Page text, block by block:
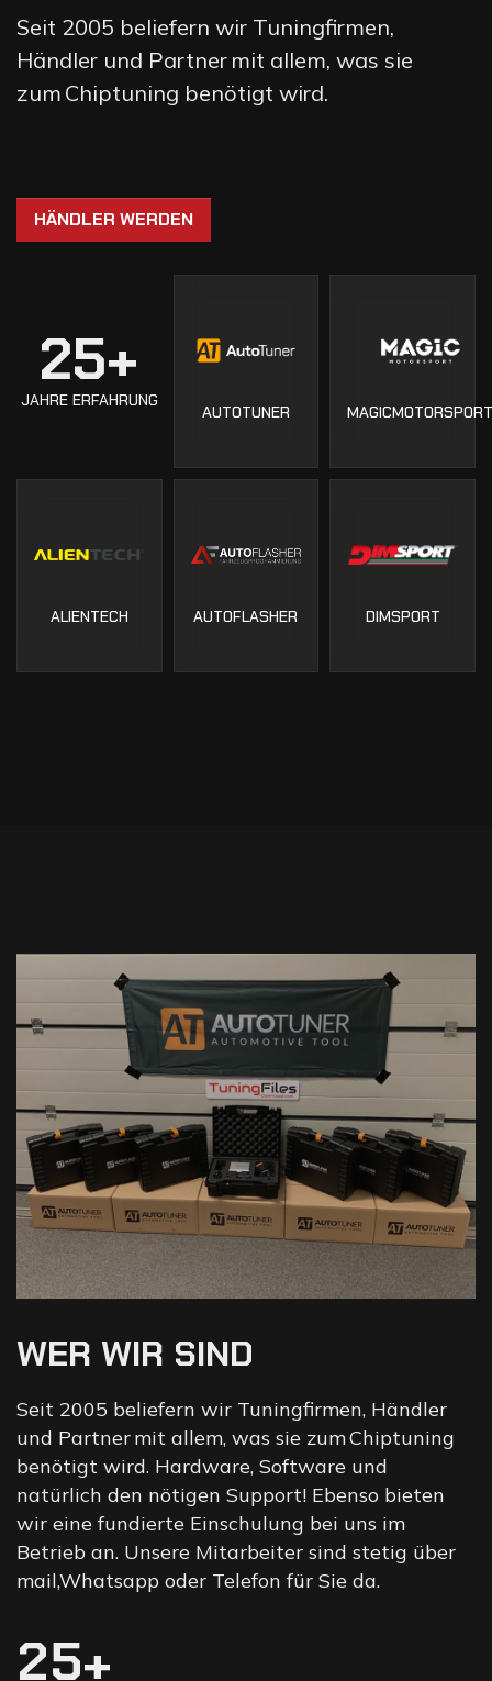
Seit 2005 beliefern wir Tuningfirmen,
Händler und Partner mit allem, was sie
zum Chiptuning benötigt wird.
HÄNDLER WERDEN
25+
JAHRE ERFAHRUNG
AUTOTUNER
ALIENTECH AUTOFLASHER DIMSPORT
WER WIR SIND
Seit 2005 beliefern wir Tuningfirmen, Händler
und Partner mit allem, was sie zum Chiptuning
benötigt wird. Hardware, Software und
natürlich den nötigen Support! Ebenso bieten
wir eine fundierte Einschulung bei uns im
Betrieb an. Unsere Mitarbeiter sind stetig über
mail,Whatsapp oder Telefon für Sie da.
25+